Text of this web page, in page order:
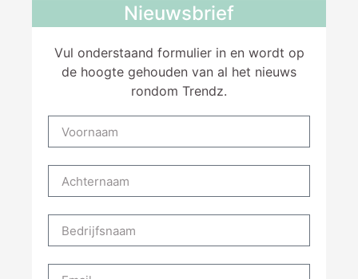
Nieuwsbrief
Vul onderstaand formulier in en wordt op
de hoogte gehouden van al het nieuws
rondom Trendz.